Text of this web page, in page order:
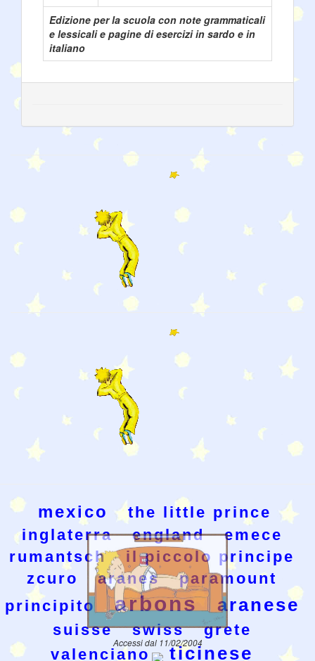
Edizione per la scuola con note grammaticali
e lessicali e pagine di esercizi in sardo e in
italiano
mexico
the little prince
inglaterra
england
emece
rumantsch
il piccolo principe
zcuro
aranes
paramount
principito
arbons aranese
suisse swiss
grete
valenciano
ticinese
Accessi dal 11/02/2004